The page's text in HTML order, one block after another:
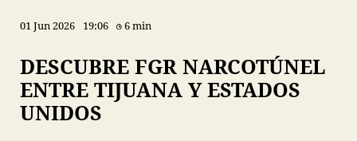
01 Jun 2026 19:06 6 min
DESCUBRE FGR NARCOTÚNEL
ENTRE TIJUANA Y ESTADOS
UNIDOS